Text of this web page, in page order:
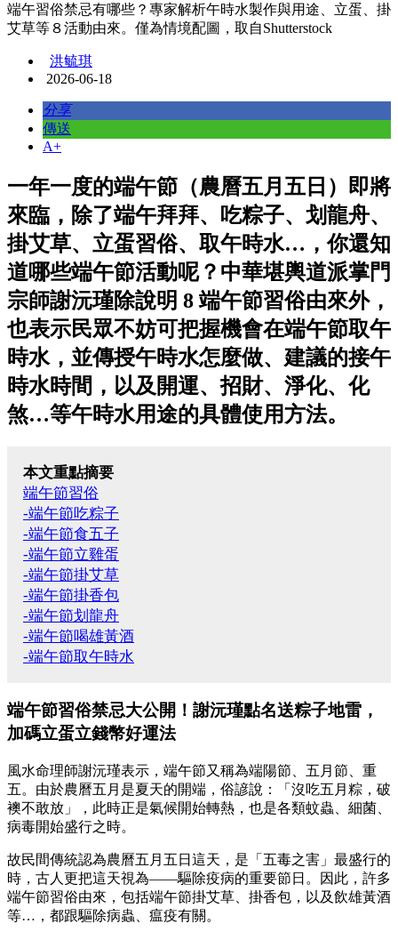
端午習俗禁忌有哪些？專家解析午時水製作與用途、立蛋、掛
艾草等８活動由來。僅為情境配圖，取自Shutterstock
洪毓琪
2026-06-18
分享
傳送
A+
一年一度的端午節（農曆五月五日）即將
來臨，除了端午拜拜、吃粽子、划龍舟、
掛艾草、立蛋習俗、取午時水…，你還知
道哪些端午節活動呢？中華堪輿道派掌門
宗師謝沅瑾除說明 8 端午節習俗由來外，
也表示民眾不妨可把握機會在端午節取午
時水，並傳授午時水怎麼做、建議的接午
時水時間，以及開運、招財、淨化、化
煞…等午時水用途的具體使用方法。
本文重點摘要
端午節習俗
-端午節吃粽子
-端午節食五子
-端午節立雞蛋
-端午節掛艾草
-端午節掛香包
-端午節划龍舟
-端午節喝雄黃酒
-端午節取午時水
端午節習俗禁忌大公開！謝沅瑾點名送粽子地雷，
加碼立蛋立錢幣好運法
風水命理師謝沅瑾表示，端午節又稱為端陽節、五月節、重
五。由於農曆五月是夏天的開端，俗諺說：「沒吃五月粽，破
襖不敢放」，此時正是氣候開始轉熱，也是各類蚊蟲、細菌、
病毒開始盛行之時。
故民間傳統認為農曆五月五日這天，是「五毒之害」最盛行的
時，古人更把這天視為——驅除疫病的重要節日。因此，許多
端午節習俗由來，包括端午節掛艾草、掛香包，以及飲雄黃酒
等…，都跟驅除病蟲、瘟疫有關。